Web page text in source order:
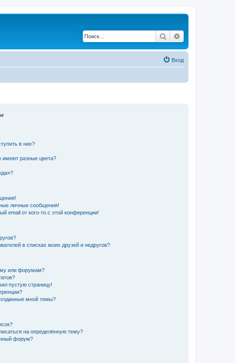
Поиск
Вход
в них?
имеют разные цвета?
личные сообщения!
email от кого-то с этой конференции!
в списках моих друзей и недругов?
или форумам?
пустую страницу!
мной темы?
на определённую тему?
форум?